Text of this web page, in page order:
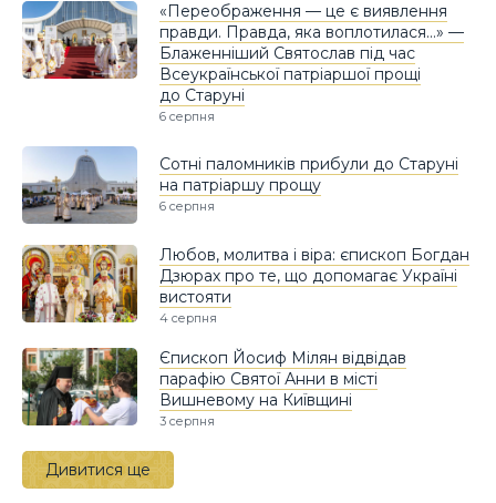
«Переображення — це є виявлення
правди. Правда, яка воплотилася…» —
Блаженніший Святослав під час
Всеукраїнської патріаршої прощі
до Старуні
6 серпня
Сотні паломників прибули до Старуні
на патріаршу прощу
6 серпня
Любов, молитва і віра: єпископ Богдан
Дзюрах про те, що допомагає Україні
вистояти
4 серпня
Єпископ Йосиф Мілян відвідав
парафію Святої Анни в місті
Вишневому на Київщині
3 серпня
Дивитися ще